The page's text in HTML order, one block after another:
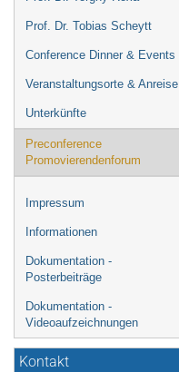
Prof. Dr. Tobias Scheytt
Conference Dinner & Events
Veranstaltungsorte & Anreise
Unterkünfte
Preconference
Promovierendenforum
Impressum
Informationen
Dokumentation -
Posterbeiträge
Dokumentation -
Videoaufzeichnungen
Kontakt